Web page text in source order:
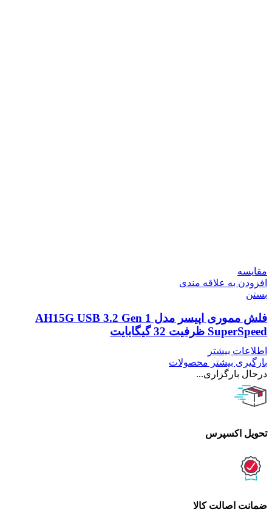
مقایسه
افزودن به علاقه مندی
بستن
فلش مموری اپیسر مدل AH15G USB 3.2 Gen 1
SuperSpeed ظرفیت 32 گیگابایت
اطلاعات بیشتر
بارگیری بیشتر محصولات
درحال بارگزاری...
تحویل اکسپرس
ضمانت اصالت کالا